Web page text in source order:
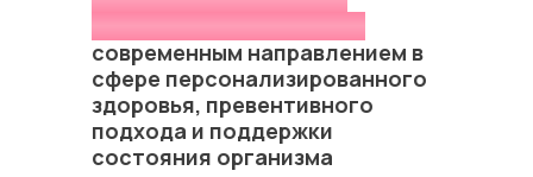
современным направлением в
сфере персонализированного
здоровья, превентивного
подхода и поддержки
состояния организма